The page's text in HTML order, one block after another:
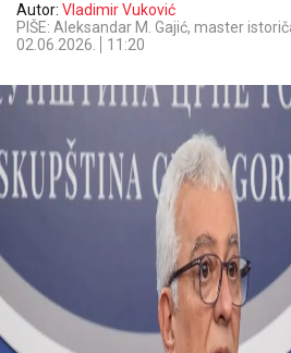
Autor: Vladimir Vuković
PIŠE: Aleksandar M. Gajić, master
02.06.2026.
11:20